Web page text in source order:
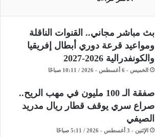
بث مباشر مجاني.. القنوات الناقلة
ومواعيد قرعة دوري أبطال إفريقيا
والكونفدرالية 2026-2027
الخميس - 6 أغسطس - 2026 / 10:11 صباحًا
صفقة الـ 100 مليون في مهب الريح..
صراع سري يوقف قطار ريال مدريد
الصيفي
الإثنين - 3 أغسطس - 2026 / 5:11 صباحًا